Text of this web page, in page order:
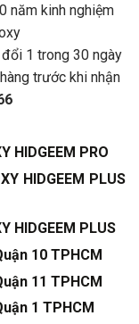
năm kinh nghiệm
1 trong 30 ngày
trước khi nhận
HIDGEEM PRO
HIDGEEM PLUS
HIDGEEM PLUS
10 TPHCM
11 TPHCM
1 TPHCM